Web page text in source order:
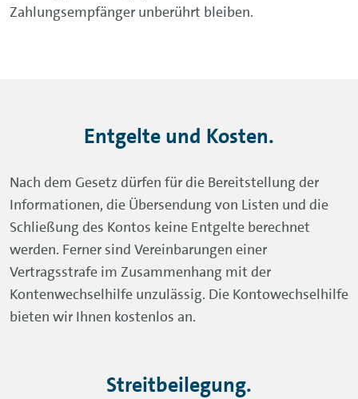
Zahlungsempfänger unberührt bleiben.
Entgelte und Kosten.
Nach dem Gesetz dürfen für die Bereitstellung der
Informationen, die Übersendung von Listen und die
Schließung des Kontos keine Entgelte berechnet
werden. Ferner sind Vereinbarungen einer
Vertragsstrafe im Zusammenhang mit der
Kontenwechselhilfe unzulässig. Die Kontowechselhilfe
bieten wir Ihnen kostenlos an.
Streitbeilegung.